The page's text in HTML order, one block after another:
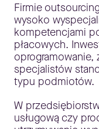
Firmie
wysoko
kompetencjami
płacowych.
specjalistów
typu podmiotów.
W
usługową czy